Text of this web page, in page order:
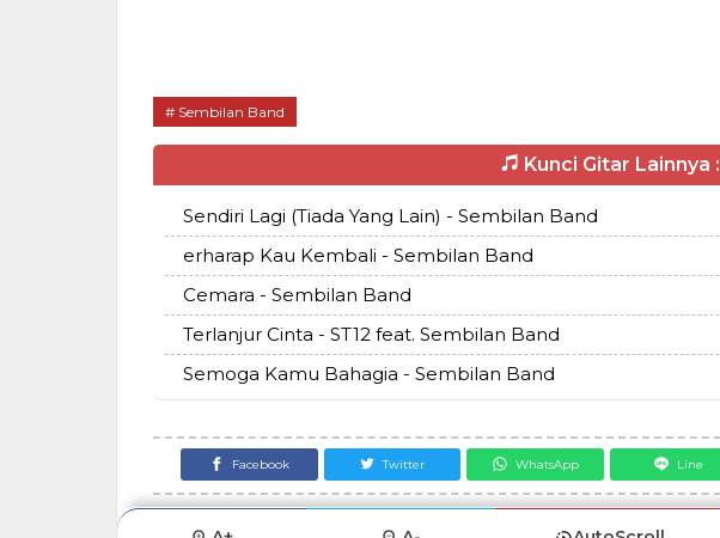
Sembilan Band
Kunci Gitar Lainnya :
Sendiri Lagi (Tiada Yang Lain) - Sembilan Band
erharap Kau Kembali - Sembilan Band
Cemara - Sembilan Band
Terlanjur Cinta - ST12 feat. Sembilan Band
Semoga Kamu Bahagia - Sembilan Band
Facebook Twitter WhatsApp Line